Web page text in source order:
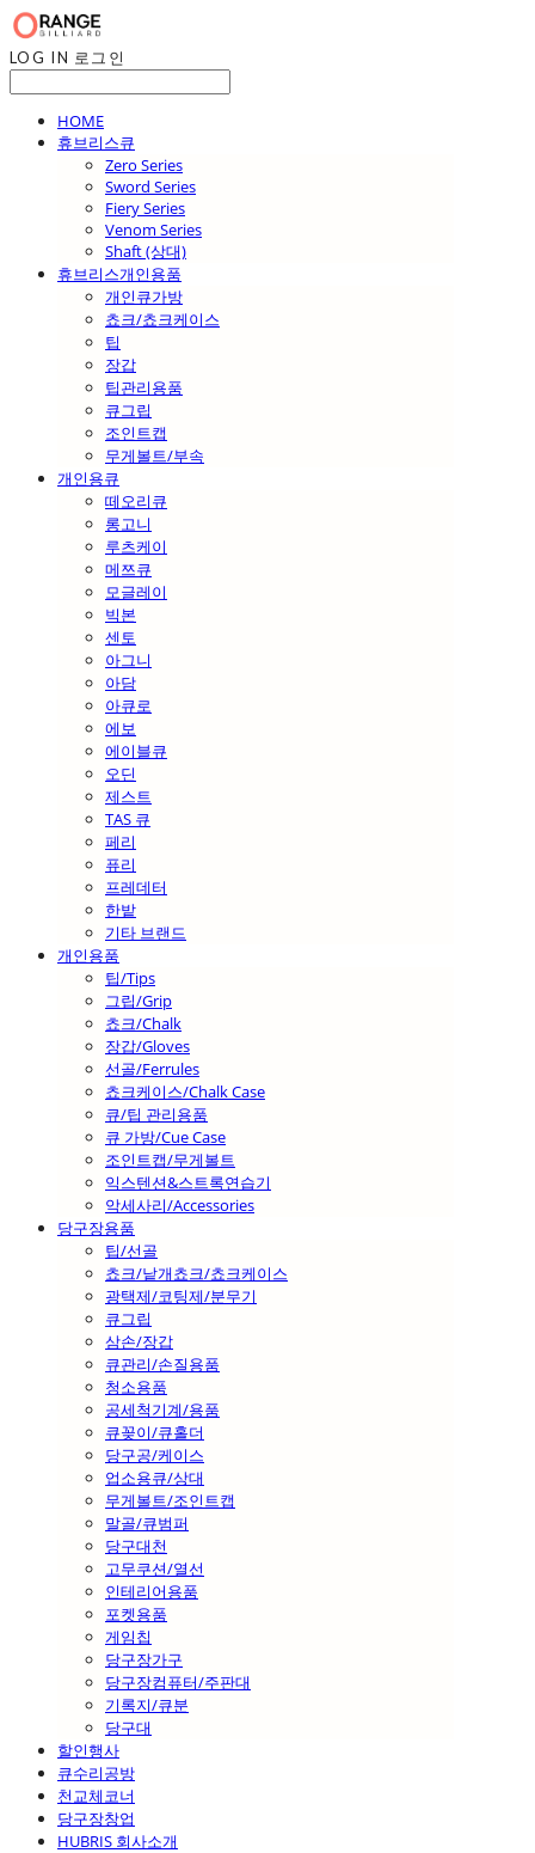
LOG IN 로그인
HOME
휴브리스큐
Zero Series
Sword Series
Fiery Series
Venom Series
Shaft (상대)
휴브리스개인용품
개인큐가방
쵸크/쵸크케이스
팁
장갑
팁관리용품
큐그립
조인트캡
무게볼트/부속
개인용큐
떼오리큐
롱고니
루츠케이
메쯔큐
모글레이
빅본
센토
아그니
아담
아큐로
에보
에이블큐
오딘
제스트
TAS 큐
페리
퓨리
프레데터
한밭
기타 브랜드
개인용품
팁/Tips
그립/Grip
쵸크/Chalk
장갑/Gloves
선골/Ferrules
쵸크케이스/Chalk Case
큐/팁 관리용품
큐 가방/Cue Case
조인트캡/무게볼트
익스텐션&스트록연습기
악세사리/Accessories
당구장용품
팁/선골
쵸크/낱개쵸크/쵸크케이스
광택제/코팅제/분무기
큐그립
삼손/장갑
큐관리/손질용품
청소용품
공세척기계/용품
큐꽂이/큐홀더
당구공/케이스
업소용큐/상대
무게볼트/조인트캡
말골/큐범퍼
당구대천
고무쿠션/열선
인테리어용품
포켓용품
게임칩
당구장가구
당구장컴퓨터/주판대
기록지/큐분
당구대
할인행사
큐수리공방
천교체코너
당구장창업
HUBRIS 회사소개